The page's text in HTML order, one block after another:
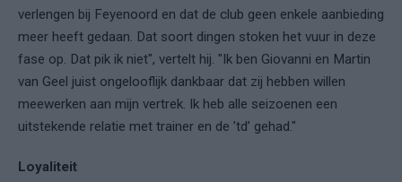
verlengen bij Feyenoord en dat de club geen enkele aanbieding
meer heeft gedaan. Dat soort dingen stoken het vuur in deze
fase op. Dat pik ik niet", vertelt hij. "Ik ben Giovanni en Martin
van Geel juist ongelooflijk dankbaar dat zij hebben willen
meewerken aan mijn vertrek. Ik heb alle seizoenen een
uitstekende relatie met trainer en de ’td’ gehad."
Loyaliteit